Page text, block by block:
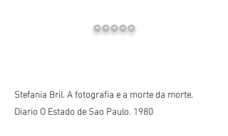
ooooo
Stefania Bril. A fotografia e a morte da morte.
Diario O Estado de Sao Paulo. 1980